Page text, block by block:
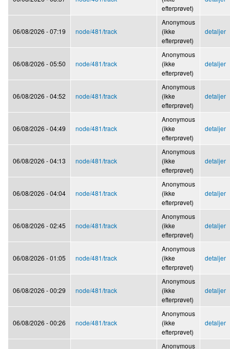
efterprøvet)
06/08/2026 - 07:19 node/481/track
Anonymous
(ikke
efterprøvet)
detaljer
06/08/2026 - 05:50 node/481/track
Anonymous
(ikke
efterprøvet)
detaljer
06/08/2026 - 04:52 node/481/track
Anonymous
(ikke
efterprøvet)
detaljer
06/08/2026 - 04:49 node/481/track
Anonymous
(ikke
efterprøvet)
detaljer
06/08/2026 - 04:13 node/481/track
Anonymous
(ikke
efterprøvet)
detaljer
06/08/2026 - 04:04 node/481/track
Anonymous
(ikke
efterprøvet)
detaljer
06/08/2026 - 02:45 node/481/track
Anonymous
(ikke
efterprøvet)
detaljer
06/08/2026 - 01:05 node/481/track
Anonymous
(ikke
efterprøvet)
detaljer
06/08/2026 - 00:29 node/481/track
Anonymous
(ikke
efterprøvet)
detaljer
06/08/2026 - 00:26 node/481/track
Anonymous
(ikke
efterprøvet)
detaljer
Anonymous